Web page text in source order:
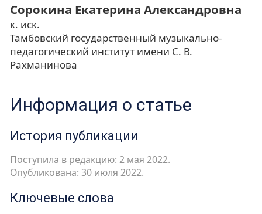
Сорокина Екатерина Александровна
к. иск.
Тамбовский государственный музыкально-
педагогический институт имени С. В.
Рахманинова
Информация о статье
История публикации
Поступила в редакцию: 2 мая 2022.
Опубликована: 30 июля 2022.
Ключевые слова